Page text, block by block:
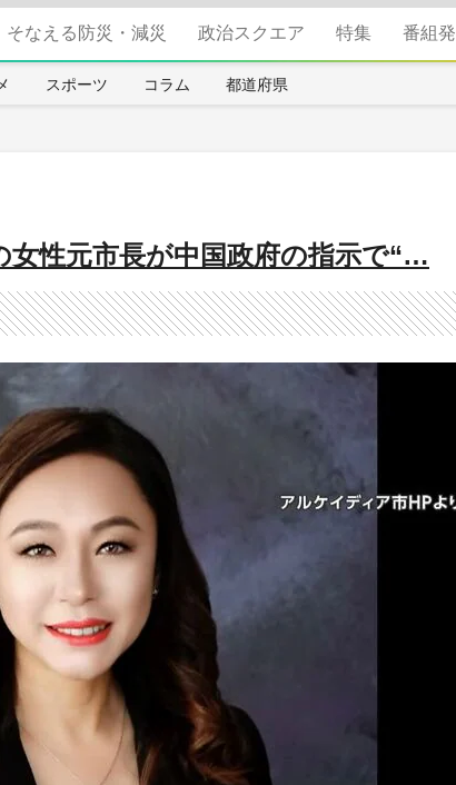
そなえる防災・減災 政治スクエア 特集 番組発
スポーツ コラム 都道府県
性元市長が中国政府の指示で“…